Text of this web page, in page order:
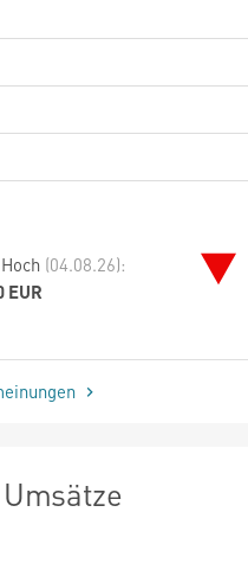
(04.08.26):
EUR